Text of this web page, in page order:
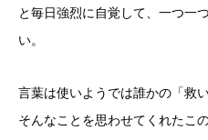
と毎日強烈に自覚して、一つ一
い。
言葉は使いようでは誰かの「救
そんなことを思わせてくれたこ